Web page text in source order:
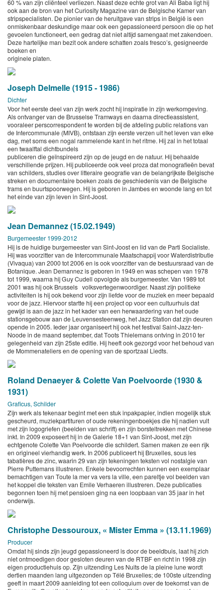
60 % van zijn cliënteel verliezen. Naast deze echte grot van Ali Baba ligt hij
ook aan de bron van het Curiosity Magazine van de Belgische Kamer van
stripspecialisten. De pionier van de heruitgave van strips in België is een
onmiskenbaar deskundige maar ook een gepassioneerd persoon die op het
gevoelen functioneert, een gedrag dat niet altijd samengaat met zakendoen.
Deze hartelijke man bezit ook andere schatten zoals fresco’s, gesigneerde
boeken en
originele platen.
Joseph Delmelle (1915 - 1986)
Dichter
Voor het eerste deel van zijn werk zocht hij inspiratie in zijn werkomgeving.
Als ontvanger van de Brusselse Tramways en daarna directieassistent,
vooraleer perscorrespondent te worden bij de afdeling public relations van
de Intercommunale (MIVB), ontstaan zijn eerste verzen uit het leven van elke
dag, met soms een nogal rammelende kant in het ritme. Hij zal in het totaal
een twaalftal dichtbundels
publiceren die geïnspireerd zijn op de jeugd en de natuur. Hij behaalde
verschillende prijzen. Hij publiceerde ook veel proza dat monografieën bevat
van schilders, studies over litteraire geografie van de belangrijkste Belgische
streken en documentaire boeken zoals de geschiedenis van de Belgische
trams en buurtspoorwegen. Hij is geboren in Jambes en woonde lang en tot
het einde van zijn leven in Sint-Joost.
Jean Demannez (15.02.1949)
Burgemeester 1999-2012
Hij is de huidige burgemeester van Sint-Joost en lid van de Parti Socialiste.
Hij was voorzitter van de Intercommunale Maatschappij voor Waterdistributie
(Vivaqua) van 2000 tot 2006 en is ook voorzitter van de bestuursraad van de
Botanique. Jean Demannez is geboren in 1949 en was schepen van 1978
tot 1999, waarna hij Guy Cudell opvolgde als burgemeester. Van 1989 tot
2001 was hij ook Brussels volksvertegenwoordiger. Naast zijn politieke
activiteiten is hij ook bekend voor zijn liefde voor de muziek en meer bepaald
voor de jazz. Hiervoor startte hij een project op voor een cultuurhuis dat
gewijd is aan de jazz in het kader van een herwaardering van het oude
stationsgebouw aan de Leuvensesteenweg, het Jazz Station dat zijn deuren
opende in 2005. Ieder jaar organiseert hij ook het festival Saint-Jazz-ten-
Noode in de maand september, dat Toots Thielemans ontving in 2010 ter
gelegenheid van zijn 25ste editie. Hij heeft ook gezorgd voor het behoud van
de Mommenateliers en de opening van de sportzaal Liedts.
Roland Denaeyer & Colette Van Poelvoorde (1930 &
1931)
Graficus, Schilder
Zijn werk als tekenaar begint met een stuk inpakpapier, indien mogelijk stuk
gescheurd, muziekpartituren of oude rekeningenboekjes die hij nadien vult
met zijn logogriefen (beelden van schrift) en zijn borsteltrekken met Chinese
inkt. In 2009 exposeert hij in de Galerie 18+1 van Sint-Joost, met zijn
echtgenote Colette Van Poelvoorde die schildert. Samen maken ze een rijk
en origineel vierhandig werk. In 2006 publiceert hij Bruxelles, sous les
tabatières de zinc, waarin 29 van zijn tekeningen teksten vol nostalgie van
Pierre Puttemans illustreren. Enkele bevoorrechten kunnen een exemplaar
bemachtigen van Toute la mer va vers la ville, een pareltje vol beelden van
het koppel die teksten van Emile Verhaeren illustreren. Deze publicaties
begonnen toen hij met pensioen ging na een loopbaan van 35 jaar in het
onderwijs.
Christophe Dessouroux, « Mister Emma » (13.11.1969)
Producer
Omdat hij sinds zijn jeugd gepassioneerd is door de beeldbuis, laat hij zich
niet ontmoedigen door gesloten deuren van de RTBF en richt in 1998 zijn
eigen productiehuis op. Zijn uitzending Les Nuits de la pleine lune wordt
dertien maanden lang uitgezonden op Télé Bruxelles; de 100ste uitzending
geeft in maart 2009 aanleiding tot een colloquium over de toekomst van de